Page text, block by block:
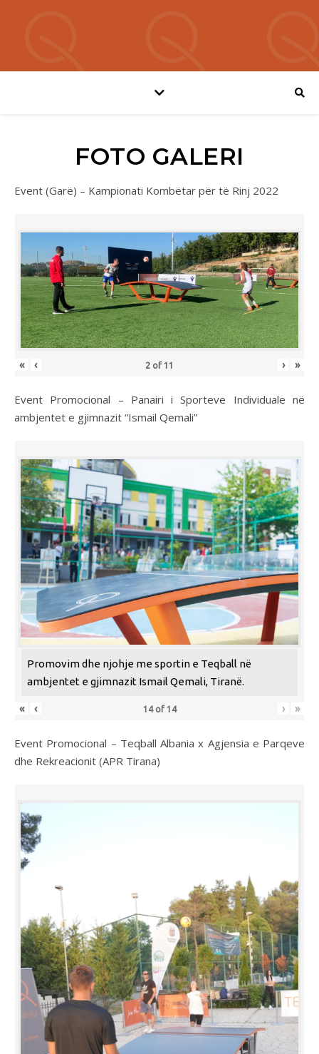
FOTO GALERI
Event (Garë) – Kampionati Kombëtar për të Rinj 2022
« ‹ 2 of 11 › »
Event Promocional – Panairi i Sporteve Individuale në
ambjentet e gjimnazit “Ismail Qemali”
Promovim dhe njohje me sportin e Teqball në
ambjentet e gjimnazit Ismail Qemali, Tiranë.
« ‹ 14of 14 › »
Event Promocional – Teqball Albania x Agjensia e Parqeve
dhe Rekreacionit (APR Tirana)